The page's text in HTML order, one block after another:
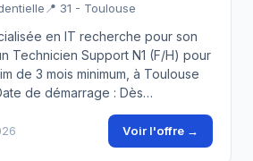
📍 31 - Toulouse
en IT recherche pour son
Technicien Support N1 (F/H) pour
de 3 mois minimum, à Toulouse
de démarrage : Dès…
Voir l'offre →